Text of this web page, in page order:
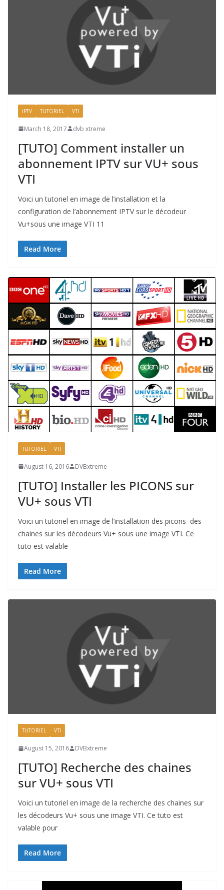
IPTV TUTORIEL VTI
March 18, 2017 dvb xtreme
[TUTO] Comment installer un
abonnement IPTV sur VU+ sous
VTI
Voici un tutoriel en image de l’installation et la
configuration de l’abonnement IPTV sur le décodeur
Vu+sous une image VTI 11
Read More
TUTORIEL VTI
August 16, 2016 DVBxtreme
[TUTO] Installer les PICONS sur
VU+ sous VTI
Voici un tutoriel en image de l’installation des picons des
chaines sur les décodeurs Vu+ sous une image VTI. Ce
tuto est valable
Read More
TUTORIEL VTI
August 15, 2016 DVBxtreme
[TUTO] Recherche des chaines
sur VU+ sous VTI
Voici un tutoriel en image de la recherche des chaines sur
les décodeurs Vu+ sous une image VTI. Ce tuto est
valable pour
Read More